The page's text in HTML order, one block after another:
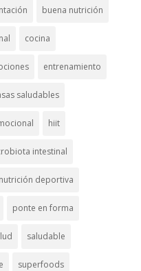
buena nutrición
cocina
entrenamiento
saludables
hiit
intestinal
nutrición deportiva
ponte en forma
saludable
superfoods